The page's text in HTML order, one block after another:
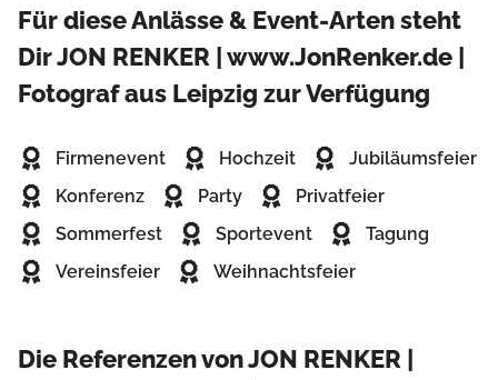
Für diese Anlässe & Event-Arten steht
Dir JON RENKER | www.JonRenker.de |
Fotograf aus Leipzig zur Verfügung
Firmenevent Hochzeit
Jubiläumsfeier
Konferenz
Party
Privatfeier
Sommerfest
Sportevent
Tagung
Vereinsfeier
Weihnachtsfeier
Die Referenzen von JON RENKER |